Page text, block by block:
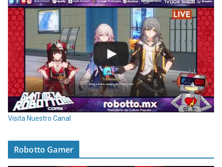
Visita Nuestro Canal
Robotto Gamer